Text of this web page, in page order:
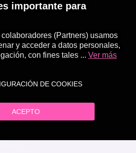
importante para
(Partners) usamos
y acceder a datos personales,
con fines tales ... Ver más
DE COOKIES
ACEPTO